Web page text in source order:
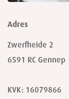
Adres
Zwerfheide 2
6591 RC Gennep
KVK: 16079866